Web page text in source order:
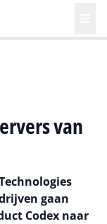
van
gaan
Codex naar